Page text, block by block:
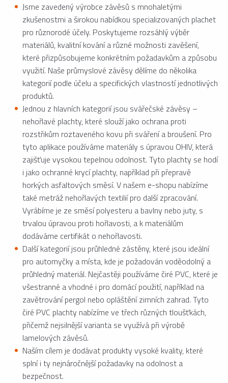
Jsme zavedený výrobce závěsů s mnohaletými
zkušenostmi a širokou nabídkou specializovaných plachet
pro různorodé účely. Poskytujeme rozsáhlý výběr
materiálů, kvalitní kování a různé možnosti zavěšení,
které přizpůsobujeme konkrétním požadavkům a způsobu
využití. Naše průmyslové závěsy dělíme do několika
kategorií podle účelu a specifických vlastností jednotlivých
produktů.
Jednou z hlavních kategorií jsou svářečské závěsy –
nehořlavé plachty, které slouží jako ochrana proti
rozstřikům roztaveného kovu při sváření a broušení. Pro
tyto aplikace používáme materiály s úpravou OHIV, která
zajišťuje vysokou tepelnou odolnost. Tyto plachty se hodí
i jako ochranné krycí plachty, například při přepravě
horkých asfaltových směsí. V našem e-shopu nabízíme
také metráž nehořlavých textilií pro další zpracování.
Vyrábíme je ze směsí polyesteru a bavlny nebo juty, s
trvalou úpravou proti hořlavosti, a k materiálům
dodáváme certifikát o nehořlavosti.
Další kategorií jsou průhledné zástěny, které jsou ideální
pro automyčky a místa, kde je požadován voděodolný a
průhledný materiál. Nejčastěji používáme čiré PVC, které je
všestranné a vhodné i pro domácí použití, například na
zavětrování pergol nebo opláštění zimních zahrad. Tyto
čiré PVC plachty nabízíme ve třech různých tloušťkách,
přičemž nejsilnější varianta se využívá při výrobě
lamelových závěsů.
Naším cílem je dodávat produkty vysoké kvality, které
splní i ty nejnáročnější požadavky na odolnost a
bezpečnost.